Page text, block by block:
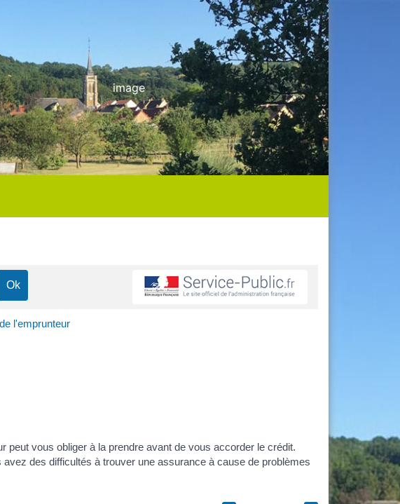
image
l'emprunteur
vous obliger à la prendre avant de vous accorder le crédit.
des difficultés à trouver une assurance à cause de problèmes